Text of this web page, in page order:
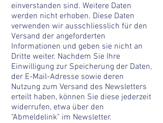
einverstanden sind. Weitere Daten
werden nicht erhoben. Diese Daten
verwenden wir ausschliesslich für den
Versand der angeforderten
Informationen und geben sie nicht an
Dritte weiter. Nachdem Sie Ihre
Einwilligung zur Speicherung der Daten,
der E-Mail-Adresse sowie deren
Nutzung zum Versand des Newsletters
erteilt haben, können Sie diese jederzeit
widerrufen, etwa über den
"Abmeldelink" im Newsletter.